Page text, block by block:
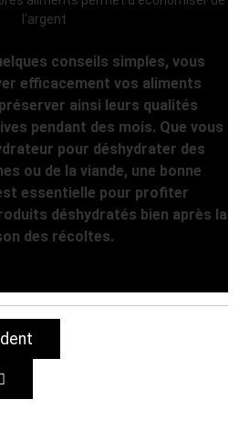
conseils simples, vous
efficacement vos aliments
ainsi leurs qualités
pendant des mois. Que vous
pour déshydrater des
ou de la viande, une bonne
essentielle pour profiter
déshydratés bien après la
des récoltes.